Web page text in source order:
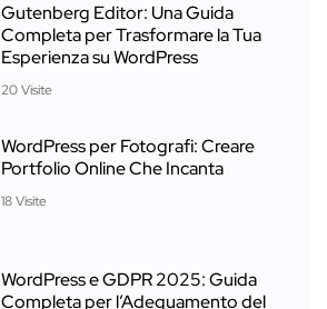
Gutenberg Editor: Una Guida
Completa per Trasformare la Tua
Esperienza su WordPress
20 Visite
WordPress per Fotografi: Creare
Portfolio Online Che Incanta
18 Visite
WordPress e GDPR 2025: Guida
Completa per l’Adeguamento del